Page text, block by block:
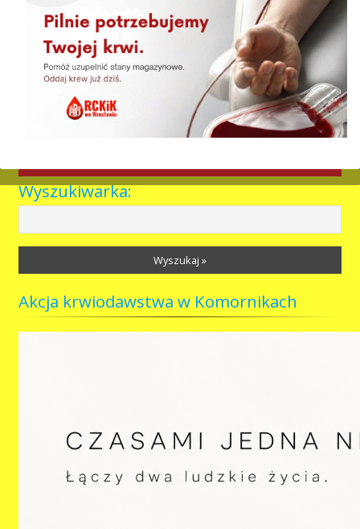
30.07.2026 » Szynkarnia i Pochlebna ponownie partnerami
akcji „Oddaj krew, odwiedź gastro”
29.07.2026 » Przypominamy!
Newsletter
Wyszukiwarka:
Wyszukaj »
Akcja krwiodawstwa w Komornikach